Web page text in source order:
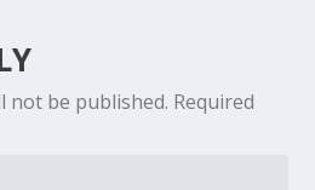
not be published. Required